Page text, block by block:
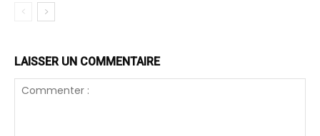
LAISSER UN COMMENTAIRE